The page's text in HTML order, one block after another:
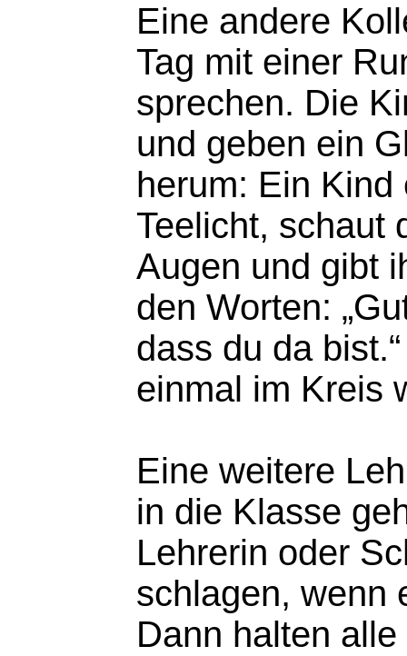
Eine andere
Tag mit einer
sprechen. Die
und geben ein
herum: Ein Kind
Teelicht, schaut
Augen und gibt
den Worten:
dass du da
einmal im Kreis
Eine weitere
in die Klasse
Lehrerin oder
schlagen, wenn
Dann halten